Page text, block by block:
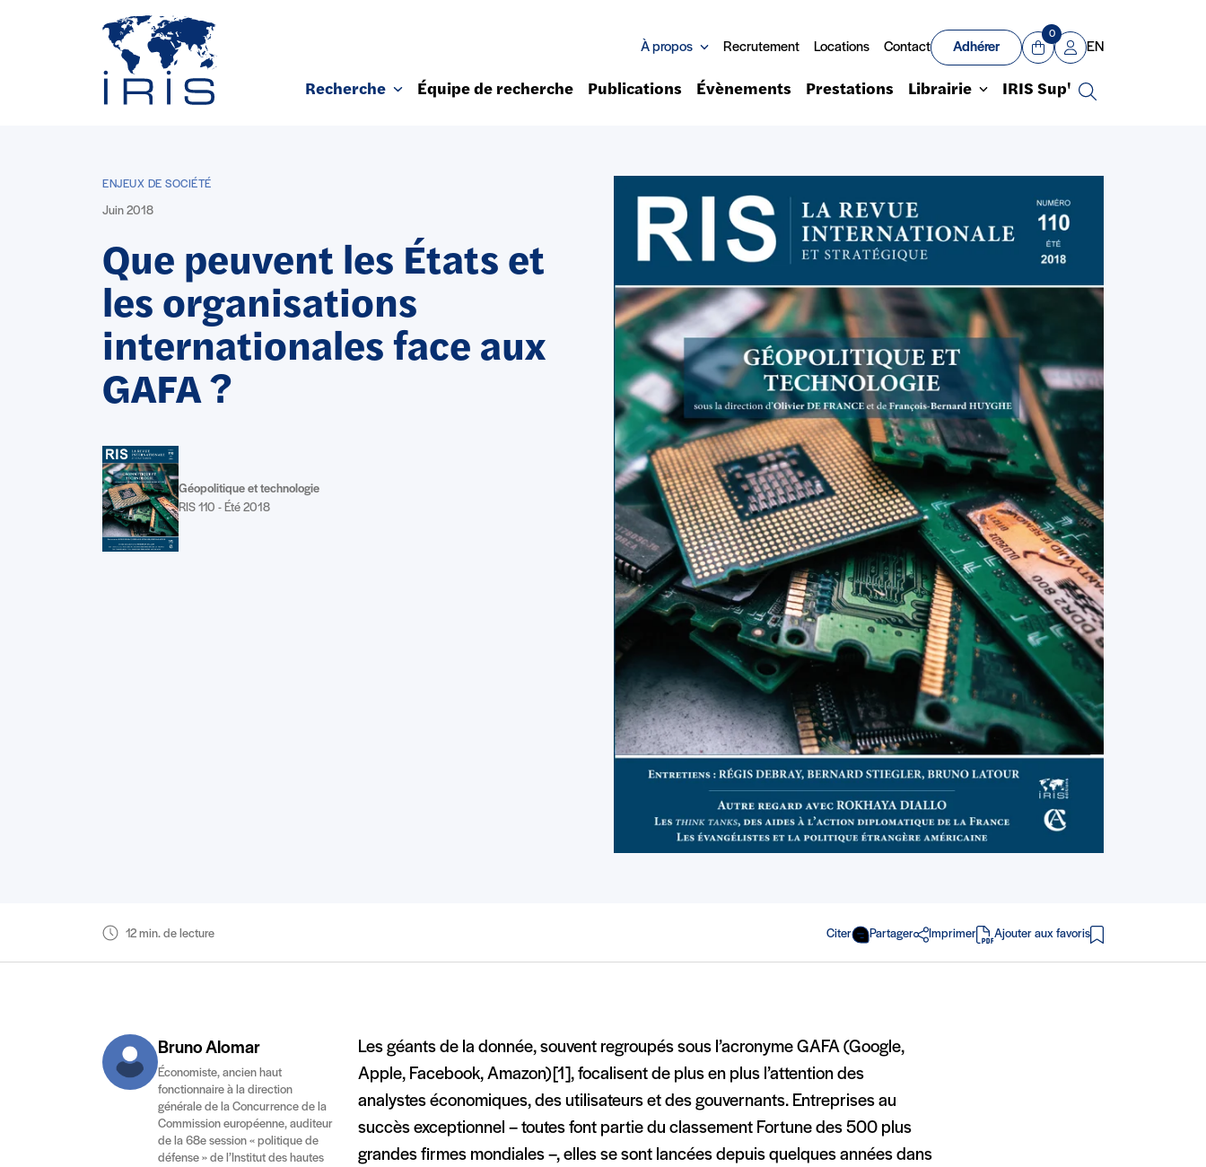
À propos Recrutement Locations Contact Adhérer
Panier
0
Mon compte
EN
Recherche Équipe de recherche Publications Évènements Prestations Librairie IRIS Sup'
Recherche
ENJEUX DE SOCIÉTÉ
Juin 2018
Que peuvent les États et
les organisations
internationales face aux
GAFA ?
Géopolitique et technologie
RIS 110 - Été 2018
12 min. de lecture Citer Partager Imprimer
en PDF
Ajouter aux favoris
Bruno Alomar
Économiste, ancien haut
fonctionnaire à la direction
générale de la Concurrence de la
Commission européenne, auditeur
de la 68e session « politique de
défense » de l’Institut des hautes
Les géants de la donnée, souvent regroupés sous l’acronyme GAFA (Google,
Apple, Facebook, Amazon) [1], focalisent de plus en plus l’attention des
analystes économiques, des utilisateurs et des gouvernants. Entreprises au
succès exceptionnel – toutes font partie du classement Fortune des 500 plus
grandes firmes mondiales –, elles se sont lancées depuis quelques années dans